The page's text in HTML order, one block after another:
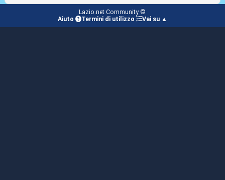
Lazio.net Community ©
Aiuto
Termini di utilizzo Vai su ▲